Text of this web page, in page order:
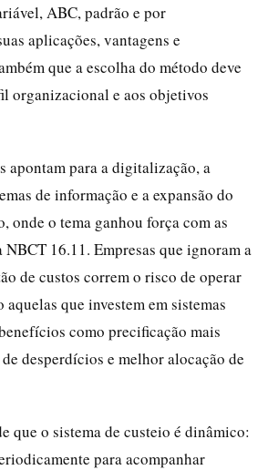
ABC, padrão e por
aplicações, vantagens e
que a escolha do método deve
organizacional e aos objetivos
apontam para a digitalização, a
de informação e a expansão do
onde o tema ganhou força com as
NBCT 16.11. Empresas que ignoram a
de custos correm o risco de operar
que investem em sistemas
como precificação mais
desperdícios e melhor alocação de
que o sistema de custeio é dinâmico:
para acompanhar